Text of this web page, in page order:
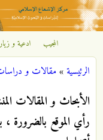
تجاوز
مركز
الإشعاع
الإسلامي
المجيب ادعية و
أنت هنا
الرئيسية»مقالات و
الأبحاث و المقالات
رأي الموقع بالضرورة